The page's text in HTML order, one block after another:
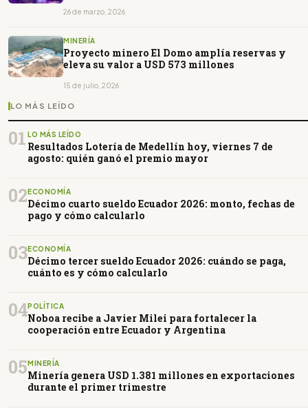
26 de marzo, 2026
MINERÍA
Proyecto minero El Domo amplía reservas y
eleva su valor a USD 573 millones
15 de julio, 2026
LO MÁS LEÍDO
01 LO MÁS LEÍDO
Resultados Lotería de Medellín hoy, viernes 7 de
agosto: quién ganó el premio mayor
02ECONOMÍA
Décimo cuarto sueldo Ecuador 2026: monto, fechas de
pago y cómo calcularlo
03ECONOMÍA
Décimo tercer sueldo Ecuador 2026: cuándo se paga,
cuánto es y cómo calcularlo
04POLÍTICA
Noboa recibe a Javier Milei para fortalecer la
cooperación entre Ecuador y Argentina
05MINERÍA
Minería genera USD 1.381 millones en exportaciones
durante el primer trimestre